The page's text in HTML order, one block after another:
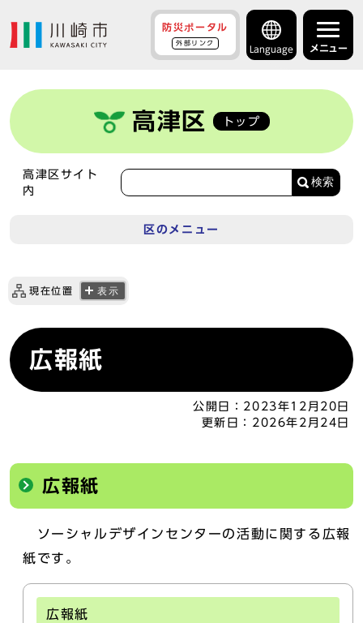
防災ポータル
外部リンク
Language メニュー
高津区 トップ
高津区サイト
内
検索
区のメニュー
現在位置 表示
広報紙
公開日： 2023年12月20日
更新日： 2026年2月24日
広報紙
ソーシャルデザインセンターの活動に関する広報
紙です。
広報紙